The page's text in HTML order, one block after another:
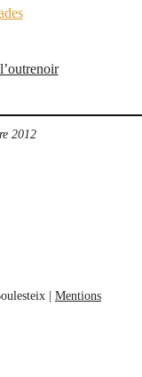
2012
| Mentions